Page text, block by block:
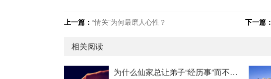
上一篇： “情关”为何最磨人心性？ 下一篇：
相关阅读
为什么仙家总让弟子“经历事”而不是直接给答案？